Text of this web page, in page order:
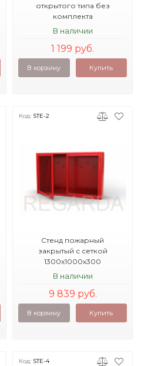
открытого типа без
комплекта
В наличии
1 199 руб.
В корзину Купить
Код: STE-2
Стенд пожарный
закрытый с сеткой
1300х1000х300
В наличии
9 839 руб.
В корзину Купить
Код: STE-4